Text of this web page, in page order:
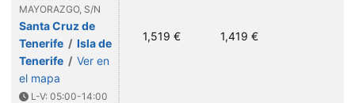
MAYORAZGO, S/N
Santa Cruz de
Tenerife / Isla de
Tenerife / Ver en
el mapa
L-V: 05:00-14:00
1,519 € 1,419 €